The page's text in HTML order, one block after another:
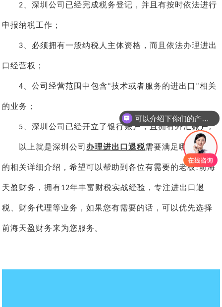
2 、深圳公司已经完成税务登记，并且有按时依法进行
申报纳税工作；
3 、必须拥有一般纳税人主体资格，而且依法办理进出
口经营权；
4 、公司经营范围中包含“技术或者服务的进出口 ”相关
的业务；
5 、深圳公司已经开立了银行账户，且拥有外汇账户。
以上就是深圳公司 办理进出口退税需要满足哪些条件
的相关详细介绍，希望可以帮助到各位有需要的老板!前海
天盈财务，拥有12年丰富财税实战经验，专注进出口退
税、财务代理等业务，如果您有需要的话，可以优先选择
前海天盈财务来为您服务。
可以介绍下你们的产品么